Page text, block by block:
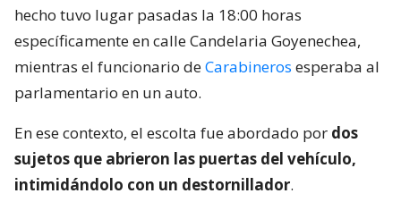
hecho tuvo lugar pasadas la 18:00 horas
específicamente en calle Candelaria Goyenechea,
mientras el funcionario deCarabineros esperaba al
parlamentario en un auto.
En ese contexto, el escolta fue abordado por dos
sujetos que abrieron las puertas del vehículo,
intimidándolo con un destornillador.